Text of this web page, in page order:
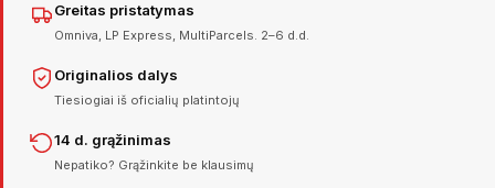
Greitas pristatymas
Omniva, LP Express, MultiParcels. 2–6 d.d.
Originalios dalys
Tiesiogiai iš oficialių platintojų
14 d. grąžinimas
Nepatiko? Grąžinkite be klausimų